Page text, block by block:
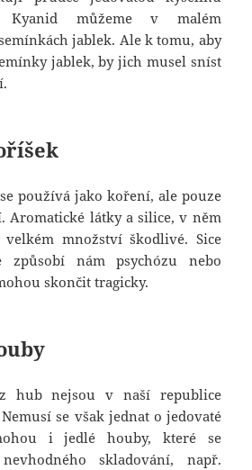
Kyanid můžeme v malém
jablek. Ale k tomu, aby
jablek, by jich musel sníst
používá jako koření, ale pouze
Aromatické látky a silice, v něm
množství škodlivé. Sice
způsobí nám psychózu nebo
skončit tragicky.
hub nejsou v naší republice
se však jednat o jedovaté
i jedlé houby, které se
skladování, např.